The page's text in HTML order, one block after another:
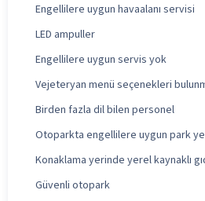
Engellilere uygun havaalanı servisi
LED ampuller
Engellilere uygun servis yok
Vejeteryan menü seçenekleri
Birden fazla dil bilen personel
Otoparkta engellilere uygun park
Konaklama yerinde yerel kaynaklı
Güvenli otopark